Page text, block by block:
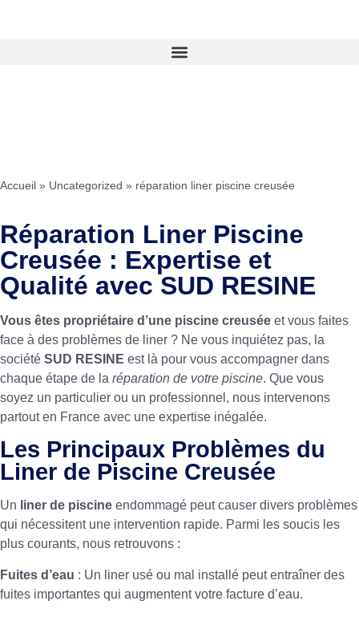
Accueil » Uncategorized » réparation liner piscine creusée
Réparation Liner Piscine
Creusée : Expertise et
Qualité avec SUD RESINE
Vous êtes propriétaire d’une piscine creusée et vous faites
face à des problèmes de liner ? Ne vous inquiétez pas, la
société SUD RESINE est là pour vous accompagner dans
chaque étape de la réparation de votre piscine. Que vous
soyez un particulier ou un professionnel, nous intervenons
partout en France avec une expertise inégalée.
Les Principaux Problèmes du
Liner de Piscine Creusée
Un liner de piscine endommagé peut causer divers problèmes
qui nécessitent une intervention rapide. Parmi les soucis les
plus courants, nous retrouvons :
Fuites d’eau : Un liner usé ou mal installé peut entraîner des
fuites importantes qui augmentent votre facture d’eau.